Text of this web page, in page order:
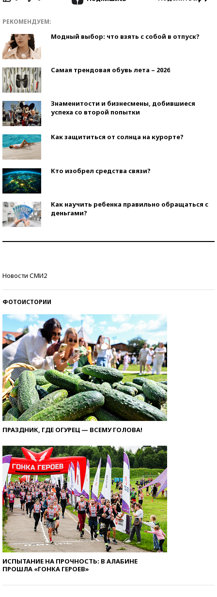
РЕКОМЕНДУЕМ:
Модный выбор: что взять с собой в отпуск?
Самая трендовая обувь лета – 2026
Знаменитости и бизнесмены, добившиеся
успеха со второй попытки
Как защититься от солнца на курорте?
Кто изобрел средства связи?
Как научить ребенка правильно обращаться с
деньгами?
Новости СМИ2
ФОТОИСТОРИИ
ПРАЗДНИК, ГДЕ ОГУРЕЦ — ВСЕМУ ГОЛОВА!
ИСПЫТАНИЕ НА ПРОЧНОСТЬ: В АЛАБИНЕ
ПРОШЛА «ГОНКА ГЕРОЕВ»